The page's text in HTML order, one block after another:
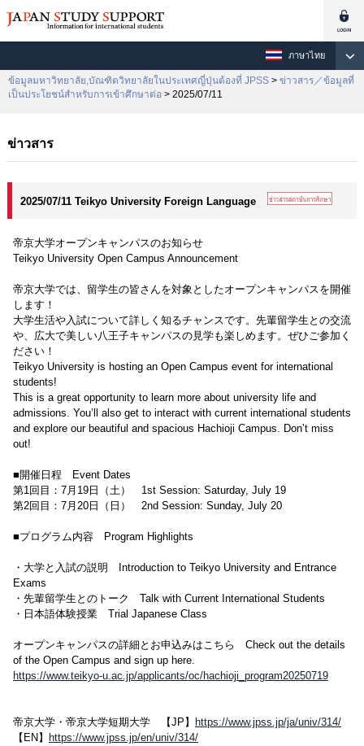
ภาษาไทย
ข้อมูลมหาวิทยาลัย,บัณฑิตวิทยาลัยในประเทศญี่ปุ่นต้องที่ JPSS > ข่าวสาร／ข้อมูลที่
เป็นประโยชน์สำหรับการเข้าศึกษาต่อ > 2025/07/11
ข่าวสาร
2025/07/11 Teikyo University Foreign Language
帝京大学オープンキャンパスのお知らせ
Teikyo University Open Campus Announcement
帝京大学では、留学生の皆さんを対象としたオープンキャンパスを開催
します！
大学生活や入試について詳しく知るチャンスです。先輩留学生との交流
や、広大で美しい八王子キャンパスの見学も楽しめます。ぜひご参加く
ださい！
Teikyo University is hosting an Open Campus event for international
students!
This is a great opportunity to learn more about university life and
admissions. You’ll also get to interact with current international students
and explore our beautiful and spacious Hachioji Campus. Don’t miss
out!
■開催日程 Event Dates
第1回目：7月19日（土） 1st Session: Saturday, July 19
第2回目：7月20日（日） 2nd Session: Sunday, July 20
■プログラム内容 Program Highlights
・大学と入試の説明 Introduction to Teikyo University and Entrance
Exams
・先輩留学生とのトーク Talk with Current International Students
・日本語体験授業 Trial Japanese Class
オープンキャンパスの詳細とお申込みはこちら Check out the details
of the Open Campus and sign up here.
https://www.teikyo-u.ac.jp/applicants/oc/hachioji_program20250719
帝京大学・帝京大学短期大学 【JP】
https://www.jpss.jp/ja/univ/314/
【EN】
https://www.jpss.jp/en/univ/314/